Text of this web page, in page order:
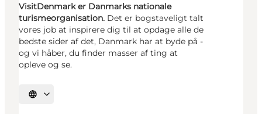
VisitDenmark er Danmarks nationale
turismeorganisation. Det er bogstaveligt talt
vores job at inspirere dig til at opdage alle de
bedste sider af det, Danmark har at byde på -
og vi håber, du finder masser af ting at
opleve og se.
Vælg sprog